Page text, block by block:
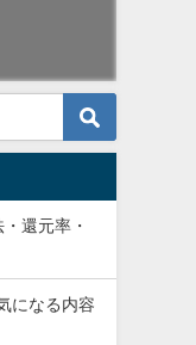
還元率・
になる内容